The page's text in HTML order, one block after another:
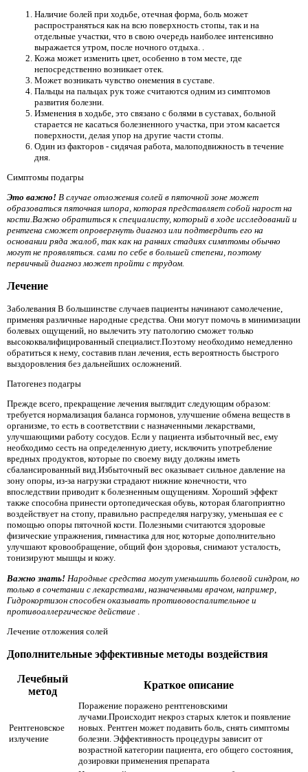
Наличие болей при ходьбе, отечная форма, боль может
распространяться как на всю поверхность стопы, так и на
отдельные участки, что в свою очередь наиболее интенсивно
выражается утром, после ночного отдыха. .
Кожа может изменить цвет, особенно в том месте, где
непосредственно возникает отек.
Может возникать чувство онемения в суставе.
Пальцы на пальцах рук тоже считаются одним из симптомов
развития болезни.
Изменения в ходьбе, это связано с болями в суставах, больной
старается не касаться болезненного участка, при этом касается
поверхности, делая упор на другие части стопы.
Один из факторов - сидячая работа, малоподвижность в течение
дня.
Симптомы подагры
Это важно! В случае отложения солей в пяточной зоне может
образоваться пяточная шпора, которая представляет собой нарост на
кости.Важно обратиться к специалисту, который в ходе исследований и
рентгена сможет опровергнуть диагноз или подтвердить его на
основании ряда жалоб, так как на ранних стадиях симптомы обычно
могут не проявляться. сами по себе в большей степени, поэтому
первичный диагноз может пройти с трудом.
Лечение
Заболевания В большинстве случаев пациенты начинают самолечение,
применяя различные народные средства. Они могут помочь в минимизации
болевых ощущений, но вылечить эту патологию сможет только
высококвалифицированный специалист.Поэтому необходимо немедленно
обратиться к нему, составив план лечения, есть вероятность быстрого
выздоровления без дальнейших осложнений.
Патогенез подагры
Прежде всего, прекращение лечения выглядит следующим образом:
требуется нормализация баланса гормонов, улучшение обмена веществ в
организме, то есть в соответствии с назначенными лекарствами,
улучшающими работу сосудов. Если у пациента избыточный вес, ему
необходимо сесть на определенную диету, исключить употребление
вредных продуктов, которые по своему виду должны иметь
сбалансированный вид.Избыточный вес оказывает сильное давление на
зону опоры, из-за нагрузки страдают нижние конечности, что
впоследствии приводит к болезненным ощущениям. Хороший эффект
также способна принести ортопедическая обувь, которая благоприятно
воздействует на стопу, правильно распределяя нагрузку, уменьшая ее с
помощью опоры пяточной кости. Полезными считаются здоровые
физические упражнения, гимнастика для ног, которые дополнительно
улучшают кровообращение, общий фон здоровья, снимают усталость,
тонизируют мышцы и кожу.
Важно знать! Народные средства могут уменьшить болевой синдром, но
только в сочетании с лекарствами, назначенными врачом, например,
Гидрокортизон способен оказывать противовоспалительное и
противоаллергическое действие
Лечение отложения солей
Дополнительные эффективные методы воздействия
Лечебный
метод
Краткое описание
Рентгеновское
излучение
Поражение поражено рентгеновскими
лучами.Происходит некроз старых клеток и появление
новых. Рентген может подавить боль, снять симптомы
болезни. Эффективность процедуры зависит от
возрастной категории пациента, его общего состояния,
дозировки применения препарата